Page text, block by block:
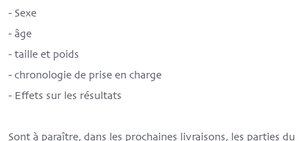
- Sexe
- âge
- taille et poids
- chronologie de prise en charge
- Effets sur les résultats
Sont à paraître, dans les prochaines livraisons, les parties du